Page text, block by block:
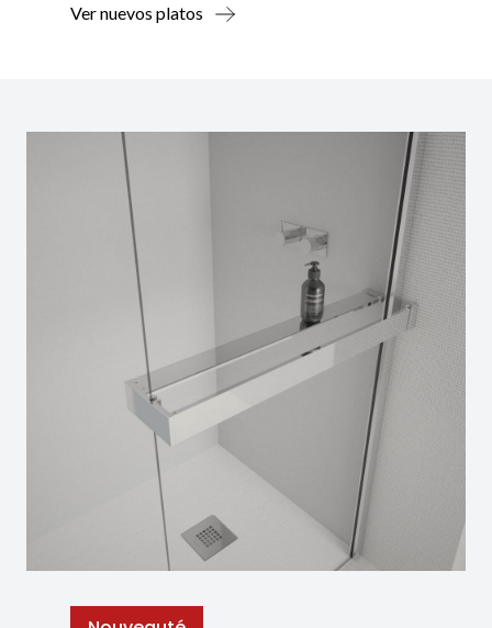
Ver nuevos platos